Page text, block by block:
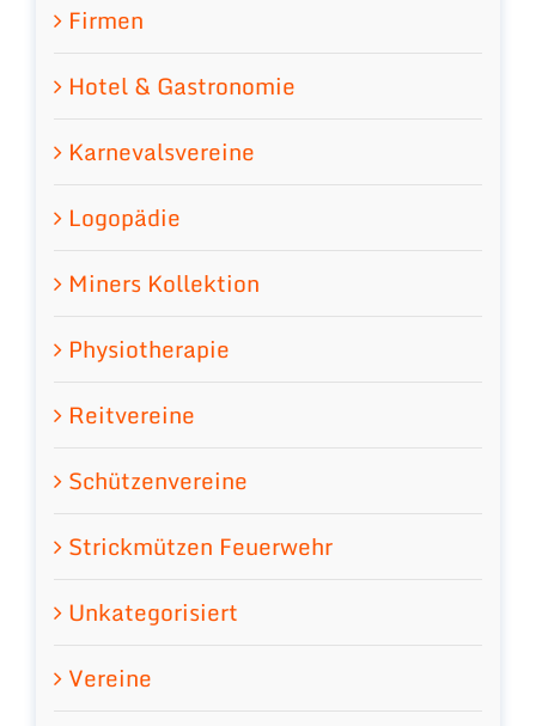
Firmen
Hotel & Gastronomie
Karnevalsvereine
Logopädie
Miners Kollektion
Physiotherapie
Reitvereine
Schützenvereine
Strickmützen Feuerwehr
Unkategorisiert
Vereine